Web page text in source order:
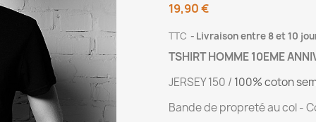
19,90 €
TTC Livraison entre 8 et 10
TSHIRT HOMME 10EME
JERSEY 150 / 100% coton
Bande de propreté au col -